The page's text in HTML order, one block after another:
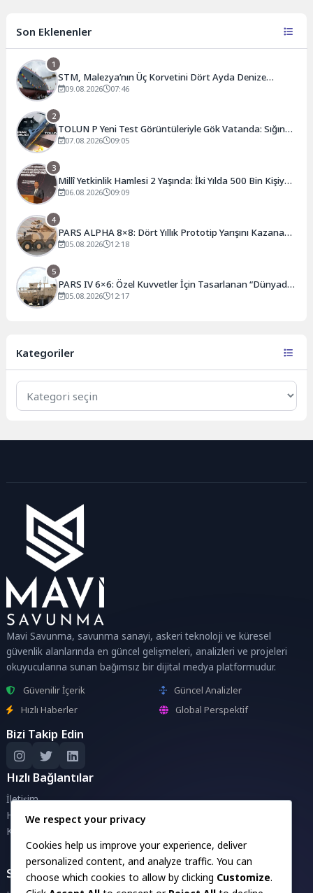
Son Eklenenler
1
STM, Malezya’nın Üç Korvetini Dört Ayda Denize
İndirdi: TUNKU OSMAN JEWA Suyla Buluştu
09.08.2026 07:46
2
TOLUN P Yeni Test Görüntüleriyle Gök Vatanda: Sığınak
Delici Mühimmat Bir Kez Daha Sahnede
07.08.2026 09:05
3
Millî Yetkinlik Hamlesi 2 Yaşında: İki Yılda 500 Bin Kişiye
Ulaşan Seferberlik
06.08.2026 09:09
4
PARS ALPHA 8×8: Dört Yıllık Prototip Yarışını Kazanan
Yeni Nesil Zırhlı
05.08.2026 12:18
5
PARS IV 6×6: Özel Kuvvetler İçin Tasarlanan “Dünyada
Bir İlk” Zırhlı Araç
05.08.2026 12:17
Kategoriler
Mavi Savunma, savunma sanayi, askeri teknoloji ve küresel
güvenlik alanlarında en güncel gelişmeleri, analizleri ve projeleri
okuyucularına sunan bağımsız bir dijital medya platformudur.
Güvenilir İçerik
Güncel Analizler
Hızlı Haberler
Global Perspektif
Bizi Takip Edin
Hızlı Bağlantılar
İletişim
Hakkımızda
Künye
Savunma Sanayii Projeleri
We respect your privacy
Cookies help us improve your experience, deliver
personalized content, and analyze traffic. You can
choose which cookies to allow by clicking Customize.